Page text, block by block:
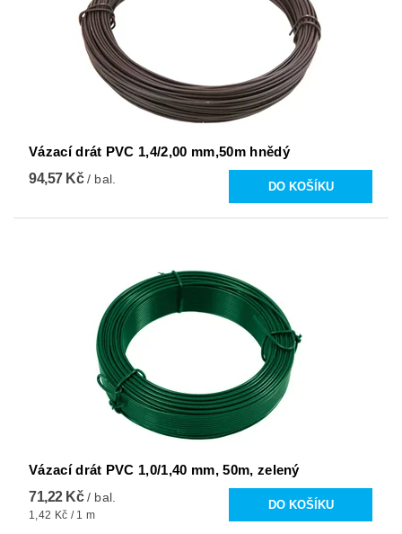
Vázací drát PVC 1,4/2,00 mm,50m hnědý
94,57 Kč/ bal.
Vázací drát PVC 1,0/1,40 mm, 50m, zelený
71,22 Kč/ bal.
1,42 Kč / 1 m